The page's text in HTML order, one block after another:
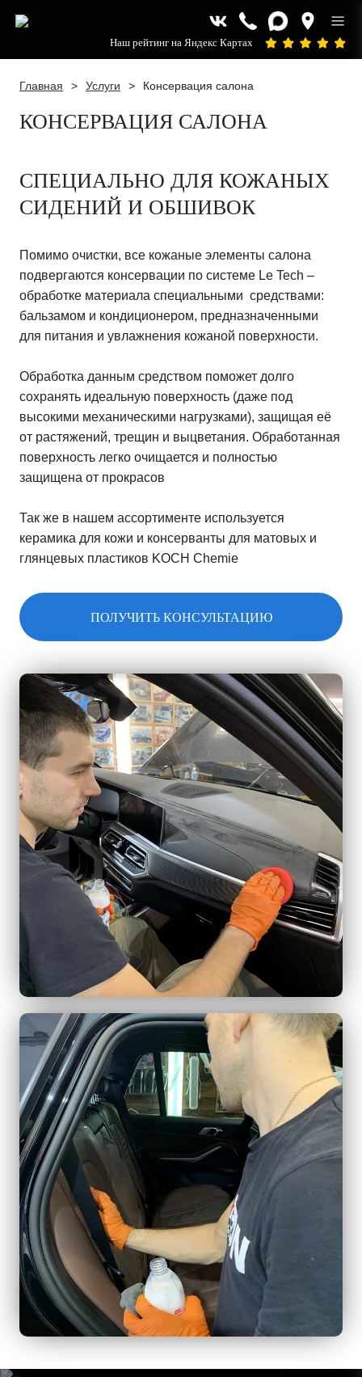
Наш рейтинг на Яндекс Картах
Главная > Услуги > Консервация салона
КОНСЕРВАЦИЯ САЛОНА
СПЕЦИАЛЬНО ДЛЯ КОЖАНЫХ
СИДЕНИЙ И ОБШИВОК
Помимо очистки, все кожаные элементы салона
подвергаются консервации по системе Le Tech –
обработке материала специальными средствами:
бальзамом и кондиционером, предназначенными
для питания и увлажнения кожаной поверхности.
Обработка данным средством поможет долго
сохранять идеальную поверхность (даже под
высокими механическими нагрузками), защищая её
от растяжений, трещин и выцветания. Обработанная
поверхность легко очищается и полностью
защищена от прокрасов
Так же в нашем ассортименте используется
керамика для кожи и консерванты для матовых и
глянцевых пластиков KOCH Chemie
ПОЛУЧИТЬ КОНСУЛЬТАЦИЮ